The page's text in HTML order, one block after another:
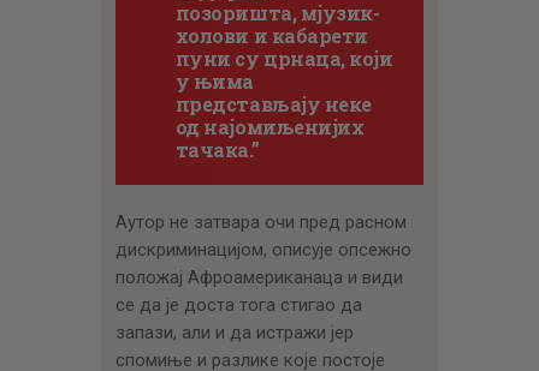
позоришта, мјузик-
холови и кабарети
пуни су црнаца, који
у њима
представљају неке
од најомиљенијих
тачака.”
Аутор не затвара очи пред расном
дискриминацијом, описује опсежно
положај Афроамериканаца и види
се да је доста тога стигао да
запази, али и да истражи јер
спомиње и разлике које постоје